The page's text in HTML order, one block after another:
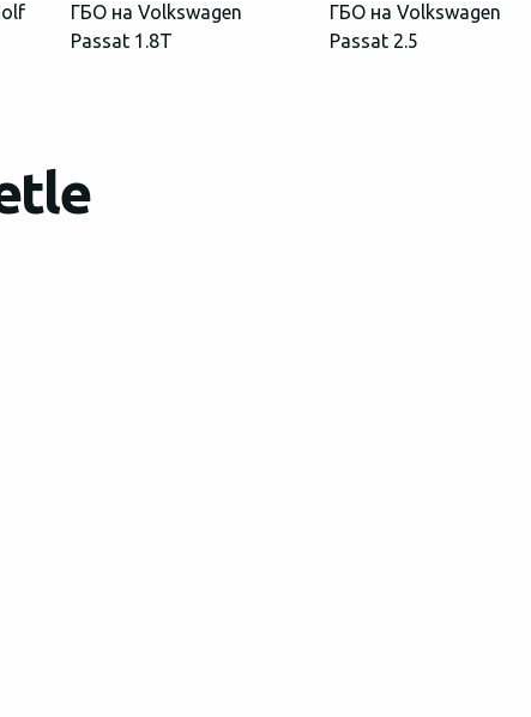
ГБО на Volkswagen
Passat 1.8T
ГБО на Volkswagen
Passat 2.5